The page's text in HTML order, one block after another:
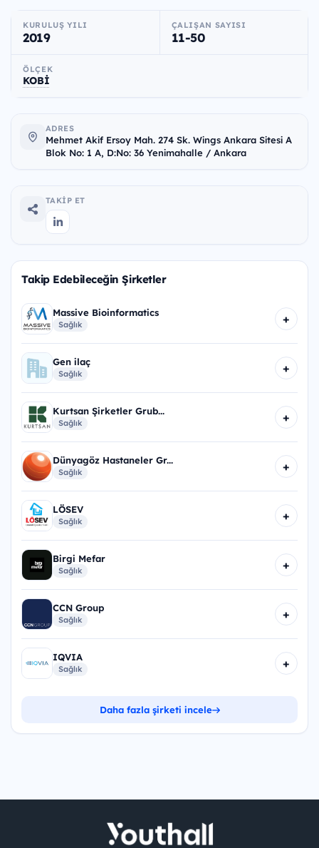
KURULUŞ YILI
2019
ÇALIŞAN SAYISI
11-50
ÖLÇEK
KOBİ
ADRES
Mehmet Akif Ersoy Mah. 274 Sk. Wings Ankara Sitesi A
Blok No: 1 A, D:No: 36 Yenimahalle / Ankara
TAKIP ET
Takip Edebileceğin Şirketler
Massive Bioinformatics
Sağlık +
Gen ilaç
Sağlık +
Kurtsan Şirketler Grub...
Sağlık +
Dünyagöz Hastaneler Gr...
Sağlık +
LÖSEV
Sağlık +
Birgi Mefar
Sağlık +
CCN Group
Sağlık +
IQVIA
Sağlık +
Daha fazla şirketi incele